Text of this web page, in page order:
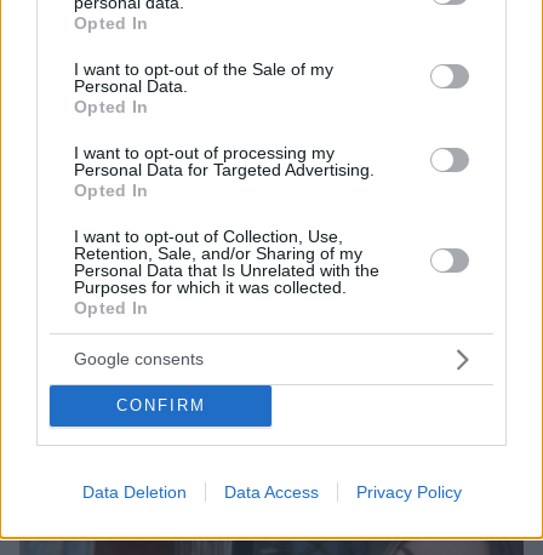
grant or deny consent to Google and its third-party tags to
use your data for below specified purposes in below Google
consent section.
Opted In
I want to opt-out of the Sale of my
Personal Data.
Opted In
I want to opt-out of processing my
Personal Data for Targeted Advertising.
Opted In
I want to opt-out of Collection, Use,
Retention, Sale, and/or Sharing of my
Personal Data that Is Unrelated with the
Purposes for which it was collected.
Opted In
Google consents
CONFIRM
Data Deletion Data Access Privacy Policy
Loaded:
Βελτιώθηκε η εικόνα της φωτιάς στον Κουβαρά:
Στο σημείο πάνω από 200 πυροσβέστες και
εναέρια, ζημιές σε εργοστάσιο και κτηνοτροφικές
μονάδες
πριν 24 λεπτά